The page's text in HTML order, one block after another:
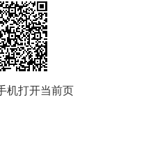
机打开当前页